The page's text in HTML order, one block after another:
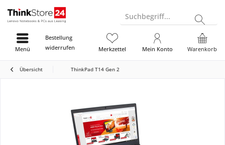
Suchbegriff...
Bestellung
widerrufen
Warenkorb
Merkzettel Mein Konto
Menü
Übersicht ThinkPad T14 Gen 2